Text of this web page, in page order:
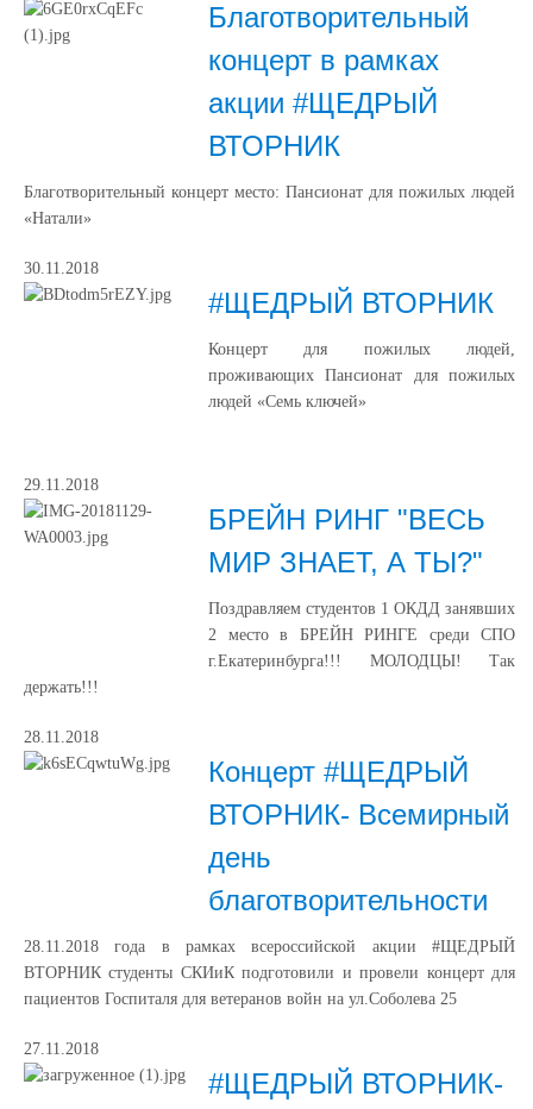
Благотворительный
концерт в рамках
акции #ЩЕДРЫЙ
ВТОРНИК
Благотворительный концерт место: Пансионат для пожилых людей
«Натали»
30.11.2018
#ЩЕДРЫЙ ВТОРНИК
Концерт для пожилых людей,
проживающих Пансионат для пожилых
людей «Семь ключей»
29.11.2018
БРЕЙН РИНГ "ВЕСЬ
МИР ЗНАЕТ, А ТЫ?"
Поздравляем студентов 1 ОКДД занявших
2 место в БРЕЙН РИНГЕ среди СПО
г.Екатеринбурга!!! МОЛОДЦЫ! Так
держать!!!
28.11.2018
Концерт #ЩЕДРЫЙ
ВТОРНИК- Всемирный
день
благотворительности
28.11.2018 года в рамках всероссийской акции #ЩЕДРЫЙ
ВТОРНИК студенты СКИиК подготовили и провели концерт для
пациентов Госпиталя для ветеранов войн на ул.Соболева 25
27.11.2018
#ЩЕДРЫЙ ВТОРНИК-